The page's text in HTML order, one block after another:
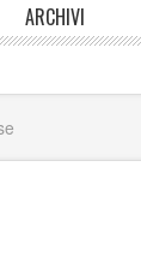
ARCHIVI